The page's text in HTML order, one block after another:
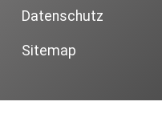
Datenschutz
Sitemap